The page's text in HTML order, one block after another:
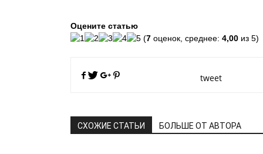
Оцените статью
(7 оценок, среднее: 4,00 из 5)
tweet
СХОЖИЕ СТАТЬИ БОЛЬШЕ ОТ АВТОРА